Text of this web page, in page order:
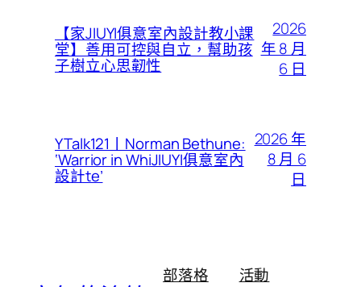
【家JIUYI俱意室內設計教小課
堂】善用可控與自立，幫助孩
子樹立心思韌性
2026
年 8 月
6 日
YTalk121丨Norman Bethune:
‘Warrior in WhiJIUYI俱意室內
設計te’
2026 年
8 月 6
日
部落格
活動